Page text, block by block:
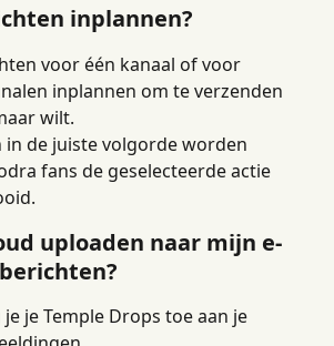
inplannen?
voor één kanaal of voor
inplannen om te verzenden
wilt.
in de juiste volgorde worden
fans de geselecteerde actie
uploaden naar mijn e-
je Temple Drops toe aan je